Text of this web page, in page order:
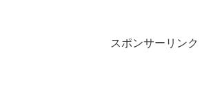
スポンサーリンク